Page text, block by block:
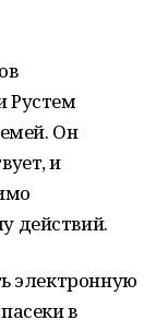
Рустем
Он
и
действий.
электронную
в